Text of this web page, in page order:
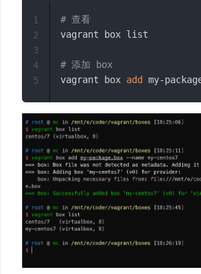
# 查看
vagrant box list
# 添加 box
vagrant box add my-
1
2
3
4
5